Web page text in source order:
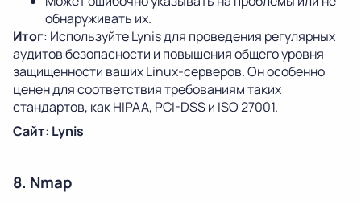
обнаруживать их.
Итог: Используйте Lynis для проведения регулярных
аудитов безопасности и повышения общего уровня
защищенности ваших Linux-серверов. Он особенно
ценен для соответствия требованиям таких
стандартов, как HIPAA, PCI-DSS и ISO 27001.
Сайт: Lynis
8. Nmap